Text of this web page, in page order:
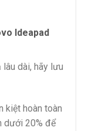
Ideapad
dài, hãy lưu
kiệt hoàn toàn
dưới 20% để